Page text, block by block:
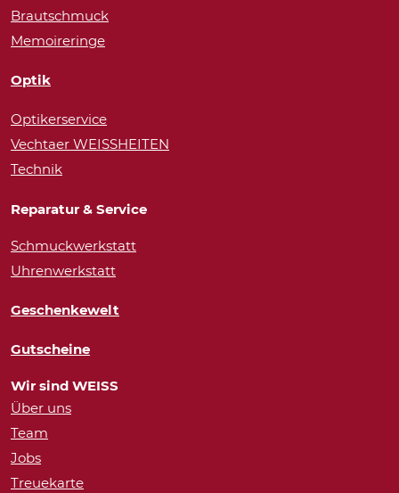
Brautschmuck
Memoireringe
Optik
Optikerservice
Vechtaer WEISSHEITEN
Technik
Reparatur & Service
Schmuckwerkstatt
Uhrenwerkstatt
Geschenkewelt
Gutscheine
Wir sind WEISS
Über uns
Team
Jobs
Treuekarte